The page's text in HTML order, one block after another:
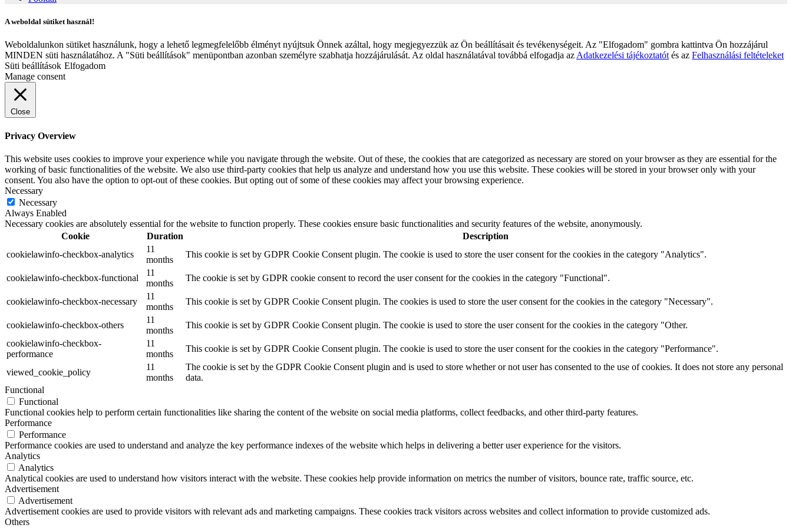
A weboldal sütiket használ!
Weboldalunkon sütiket használunk, hogy a lehető legmegfelelőbb élményt nyújtsuk Önnek azáltal, hogy megjegyezzük az Ön beállításait és tevékenységeit. Az "Elfogadom" gombra kattintva Ön hozzájárul
MINDEN süti használatához. A "Süti beállítások" menüpontban azonban személyre szabhatja hozzájárulását. Az oldal használatával továbbá elfogadja az Adatkezelési tájékoztatót és az Felhasználási feltételeket
Süti beállítások Elfogadom
Manage consent
Close
Privacy Overview
This website uses cookies to improve your experience while you navigate through the website. Out of these, the cookies that are categorized as necessary are stored on your browser as they are essential for the
working of basic functionalities of the website. We also use third-party cookies that help us analyze and understand how you use this website. These cookies will be stored in your browser only with your
consent. You also have the option to opt-out of these cookies. But opting out of some of these cookies may affect your browsing experience.
Necessary
Necessary
Always Enabled
Necessary cookies are absolutely essential for the website to function properly. These cookies ensure basic functionalities and security features of the website, anonymously.
Cookie
Duration
Description
cookielawinfo-checkbox-analytics
11
months
This cookie is set by GDPR Cookie Consent plugin. The cookie is used to store the user consent for the cookies in the category "Analytics".
cookielawinfo-checkbox-functional
11
months
The cookie is set by GDPR cookie consent to record the user consent for the cookies in the category "Functional".
cookielawinfo-checkbox-necessary
11
months
This cookie is set by GDPR Cookie Consent plugin. The cookies is used to store the user consent for the cookies in the category "Necessary".
cookielawinfo-checkbox-others
11
months
This cookie is set by GDPR Cookie Consent plugin. The cookie is used to store the user consent for the cookies in the category "Other.
cookielawinfo-checkbox-
performance
11
months
This cookie is set by GDPR Cookie Consent plugin. The cookie is used to store the user consent for the cookies in the category "Performance".
viewed_cookie_policy
11
months
The cookie is set by the GDPR Cookie Consent plugin and is used to store whether or not user has consented to the use of cookies. It does not store any personal
data.
Functional
Functional
Functional cookies help to perform certain functionalities like sharing the content of the website on social media platforms, collect feedbacks, and other third-party features.
Performance
Performance
Performance cookies are used to understand and analyze the key performance indexes of the website which helps in delivering a better user experience for the visitors.
Analytics
Analytics
Analytical cookies are used to understand how visitors interact with the website. These cookies help provide information on metrics the number of visitors, bounce rate, traffic source, etc.
Advertisement
Advertisement
Advertisement cookies are used to provide visitors with relevant ads and marketing campaigns. These cookies track visitors across websites and collect information to provide customized ads.
Others